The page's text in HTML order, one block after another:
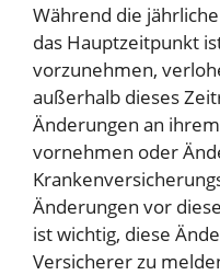
Während die
das Hauptzeitpunkt
vorzunehmen,
außerhalb dieses
Änderungen an
vornehmen oder
Änderungen vor
ist wichtig, diese
Versicherer zu